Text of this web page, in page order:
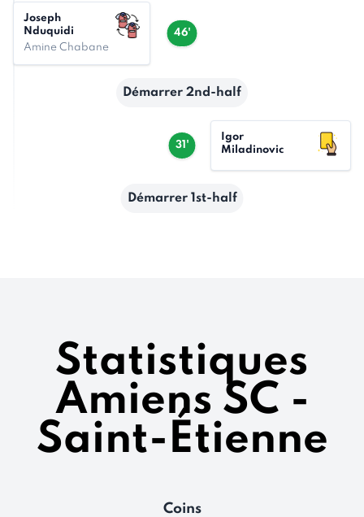
46'
Joseph
Nduquidi
Amine Chabane
Démarrer 2nd-half
31'
Igor
Miladinovic
Démarrer 1st-half
Statistiques
Amiens SC -
Saint-Étienne
Coins